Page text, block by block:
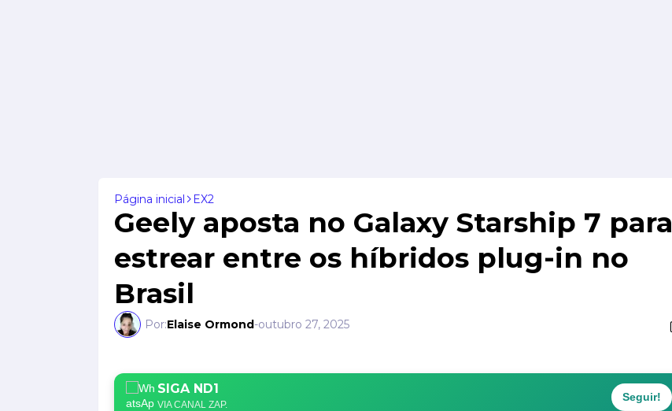
Página inicial EX2
Geely aposta no Galaxy Starship 7 para
estrear entre os híbridos plug-in no
Brasil
Por:Elaise Ormond-outubro 27, 2025
SIGA ND1
VIA CANAL ZAP.
Seguir!